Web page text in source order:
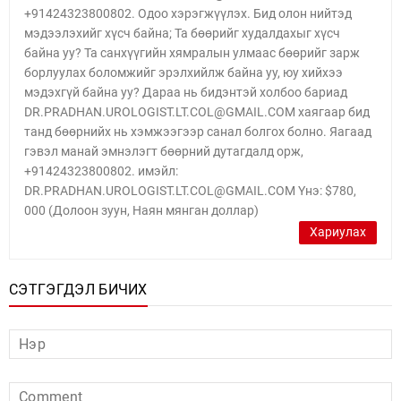
+91424323800802. Одоо хэрэгжүүлэх. Бид олон нийтэд
мэдээлэхийг хүсч байна; Та бөөрийг худалдахыг хүсч
байна уу? Та санхүүгийн хямралын улмаас бөөрийг зарж
борлуулах боломжийг эрэлхийлж байна уу, юу хийхээ
мэдэхгүй байна уу? Дараа нь бидэнтэй холбоо бариад
DR.PRADHAN.UROLOGIST.LT.COL@GMAIL.COM хаягаар бид
танд бөөрнийх нь хэмжээгээр санал болгох болно. Яагаад
гэвэл манай эмнэлэгт бөөрний дутагдалд орж,
+91424323800802. имэйл:
DR.PRADHAN.UROLOGIST.LT.COL@GMAIL.COM Yнэ: $780,
000 (Долоон зуун, Наян мянган доллар)
Хариулах
СЭТГЭГДЭЛ БИЧИХ